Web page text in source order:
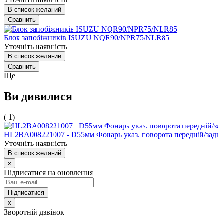
В список желаний
Сравнить
Блок запобіжників ISUZU NQR90/NPR75/NLR85
Уточніть наявність
В список желаний
Сравнить
Ще
Ви дивилися
( 1)
HL2BA008221007 - D55мм Фонарь указ. поворота передній/
Уточніть наявність
В список желаний
x
Підписатися на оновлення
x
Зворотній дзвінок